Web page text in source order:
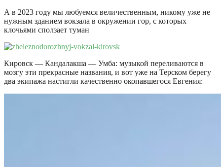
А в 2023 году мы любуемся величественным, никому уже не
нужным зданием вокзала в окружении гор, с которых
клочьями сползает туман
Кировск — Кандалакша — Умба: музыкой переливаются в
мозгу эти прекрасные названия, и вот уже на Терском берегу
два экипажа настигли качественно окопавшегося Евгения: